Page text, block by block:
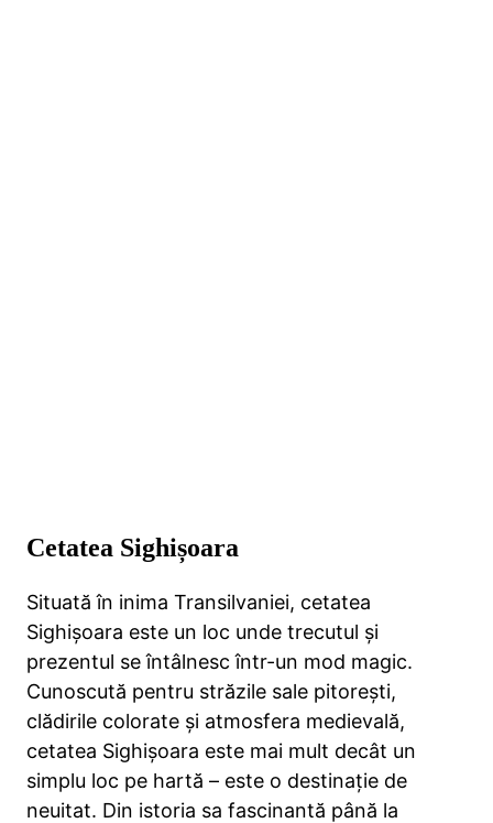
Cetatea Sighișoara
Situată în inima Transilvaniei, cetatea
Sighișoara este un loc unde trecutul și
prezentul se întâlnesc într-un mod magic.
Cunoscută pentru străzile sale pitorești,
clădirile colorate și atmosfera medievală,
cetatea Sighișoara este mai mult decât un
simplu loc pe hartă – este o destinație de
neuitat. Din istoria sa fascinantă până la